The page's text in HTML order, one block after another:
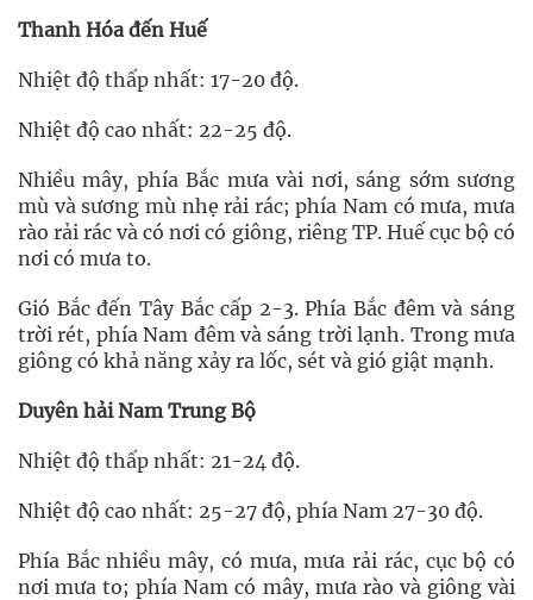
Thanh Hóa đến Huế
Nhiệt độ thấp nhất: 17-20 độ.
Nhiệt độ cao nhất: 22-25 độ.
Nhiều mây, phía Bắc mưa vài nơi, sáng sớm sương
mù và sương mù nhẹ rải rác; phía Nam có mưa, mưa
rào rải rác và có nơi có giông, riêng TP. Huế cục bộ có
nơi có mưa to.
Gió Bắc đến Tây Bắc cấp 2-3. Phía Bắc đêm và sáng
trời rét, phía Nam đêm và sáng trời lạnh. Trong mưa
giông có khả năng xảy ra lốc, sét và gió giật mạnh.
Duyên hải Nam Trung Bộ
Nhiệt độ thấp nhất: 21-24 độ.
Nhiệt độ cao nhất: 25-27 độ, phía Nam 27-30 độ.
Phía Bắc nhiều mây, có mưa, mưa rải rác, cục bộ có
nơi mưa to; phía Nam có mây, mưa rào và giông vài